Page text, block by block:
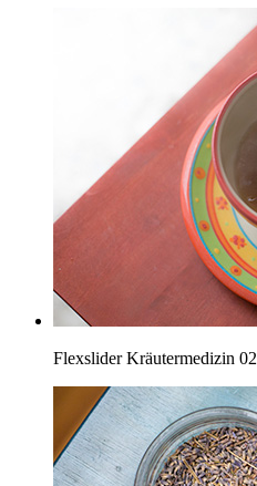
Flexslider Kräutermedizin 02